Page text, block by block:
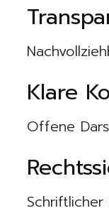
Klare
Offene